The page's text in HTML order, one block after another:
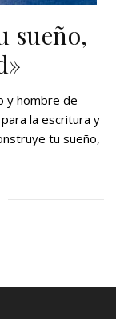
sueño,
y hombre de
la escritura y
tu sueño,